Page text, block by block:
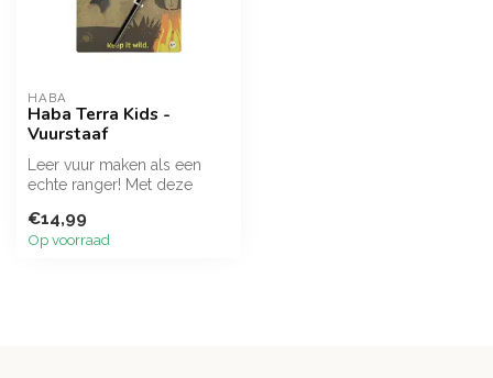
HABA
Haba Terra Kids -
Vuurstaaf
Leer vuur maken als een
echte ranger! Met deze
kinder...
€14,99
Op voorraad